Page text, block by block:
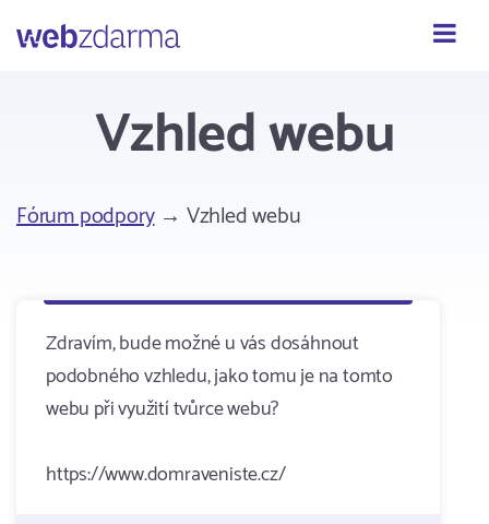
Webzdarma
Vzhled webu
Fórum podpory→ Vzhled webu
Zdravím, bude možné u vás dosáhnout
podobného vzhledu, jako tomu je na tomto
webu při využití tvůrce webu?
https://www.domraveniste.cz/